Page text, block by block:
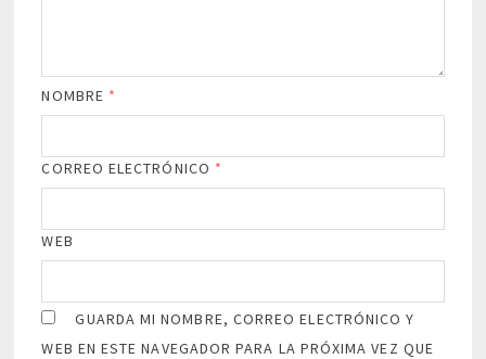
NOMBRE *
CORREO ELECTRÓNICO *
WEB
GUARDA MI NOMBRE, CORREO ELECTRÓNICO Y
WEB EN ESTE NAVEGADOR PARA LA PRÓXIMA VEZ QUE